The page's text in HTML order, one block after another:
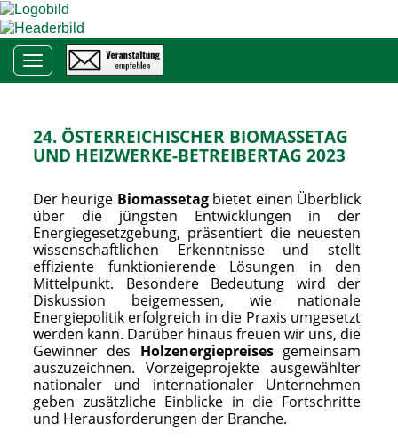
Toggle navigation
24. ÖSTERREICHISCHER BIOMASSETAG
UND HEIZWERKE-BETREIBERTAG 2023
Der heurige Biomassetagbietet einen Überblick
über die jüngsten Entwicklungen in der
Energiegesetzgebung, präsentiert die neuesten
wissenschaftlichen Erkenntnisse und stellt
effiziente funktionierende Lösungen in den
Mittelpunkt. Besondere Bedeutung wird der
Diskussion beigemessen, wie nationale
Energiepolitik erfolgreich in die Praxis umgesetzt
werden kann. Darüber hinaus freuen wir uns, die
Gewinner des Holzenergiepreisesgemeinsam
auszuzeichnen. Vorzeigeprojekte ausgewählter
nationaler und internationaler Unternehmen
geben zusätzliche Einblicke in die Fortschritte
und Herausforderungen der Branche.